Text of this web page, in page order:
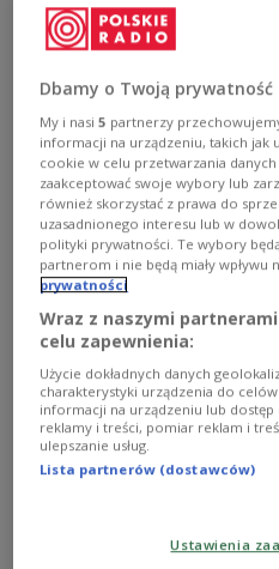
Marek Skulimowski, prezes Fundacji
Misją Fundacji
a Stanami
oraz poprzez promocje
Dbamy o Twoją prywatność
My i nasi5 partnerzy
informacji na urządzeniu, takich jak
cookie w celu przetwarzania
zaakceptować swoje wybory lub
również skorzystać z prawa do
uzasadnionego interesu lub w
polityki prywatności. Te wybory
partnerom i nie będą miały wpływu
prywatności
Wraz z naszymi
celu zapewnienia:
Użycie dokładnych danych
charakterystyki urządzenia do
informacji na urządzeniu lub
reklamy i treści, pomiar reklam i
ulepszanie usług.
Lista partnerów (dostawców)
Ustawienia